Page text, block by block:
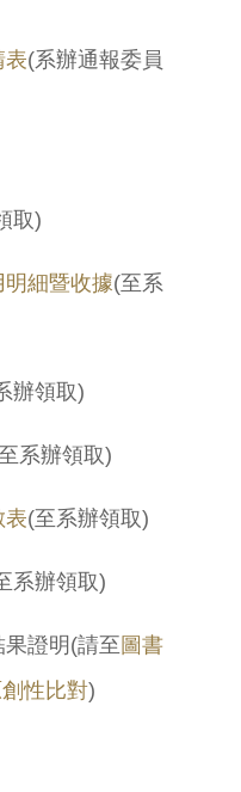
表(系辦通報委員
取)
細暨收據(至系
辦領取)
系辦領取)
表(至系辦領取)
系辦領取)
證明(請至 圖書
性比對)